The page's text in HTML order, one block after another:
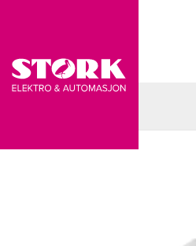
innholdet